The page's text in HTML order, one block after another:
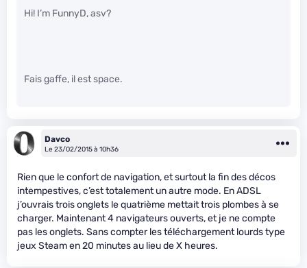
Hi! I’m FunnyD, asv?
Fais gaffe, il est space.
Davco
Le 23/02/2015 à 10h36
Rien que le confort de navigation, et surtout la fin des décos
intempestives, c’est totalement un autre mode. En ADSL
j’ouvrais trois onglets le quatrième mettait trois plombes à se
charger. Maintenant 4 navigateurs ouverts, et je ne compte
pas les onglets. Sans compter les téléchargement lourds type
jeux Steam en 20 minutes au lieu de X heures.